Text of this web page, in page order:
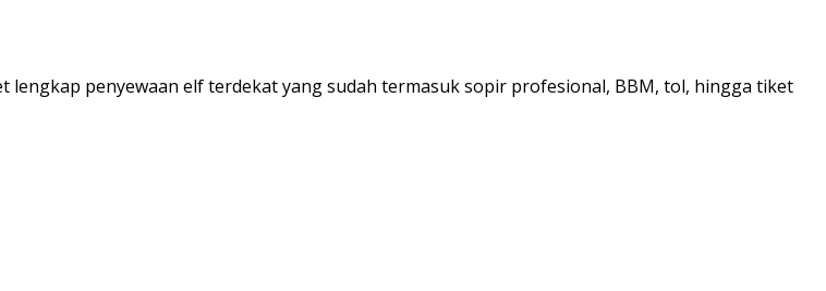
lengkap penyewaan elf terdekat yang sudah termasuk sopir profesional, BBM, tol, hingga tiket